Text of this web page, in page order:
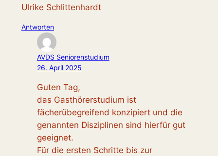
Ulrike Schlittenhardt
Antworten
AVDS Seniorenstudium
26. April 2025
Guten Tag,
das Gasthörerstudium ist
fächerübegreifend konzipiert und die
genannten Disziplinen sind hierfür gut
geeignet.
Für die ersten Schritte bis zur